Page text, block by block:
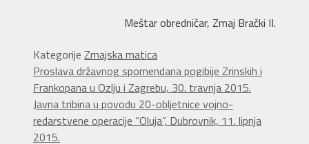
Meštar obredničar, Zmaj Brački II.
Kategorije Zmajska matica
Proslava državnog spomendana pogibije Zrinskih i
Frankopana u Ozlju i Zagrebu, 30. travnja 2015.
Javna tribina u povodu 20-obljetnice vojno-
redarstvene operacije “Oluja”, Dubrovnik, 11. lipnja
2015.